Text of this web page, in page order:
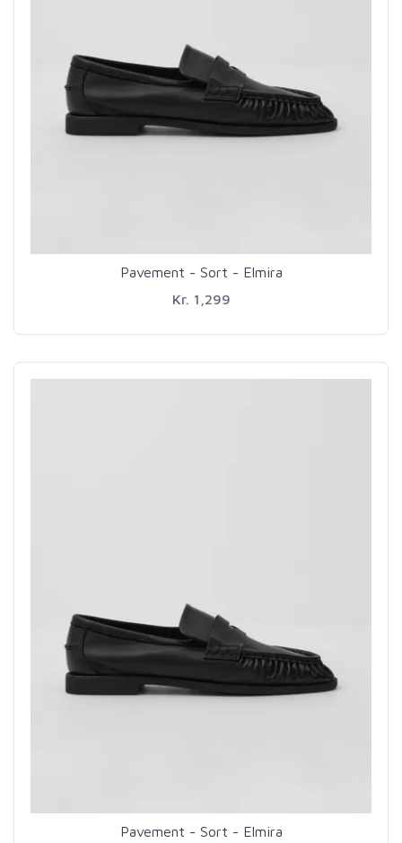
Pavement - Sort - Elmira
Kr. 1,299
Pavement - Sort - Elmira